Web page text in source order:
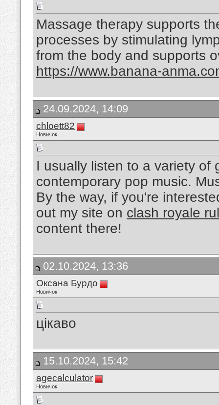
Massage therapy supports
processes by stimulating
from the body and supports
https://www.banana-
24.09.2024, 14:09
chloett82
Новичок
I usually listen to a variety of
contemporary pop music.
By the way, if you're
out my site on clash royale
content there!
02.10.2024, 13:36
Оксана Бурдо
Новичок
цікаво
15.10.2024, 15:42
agecalculator
Новичок